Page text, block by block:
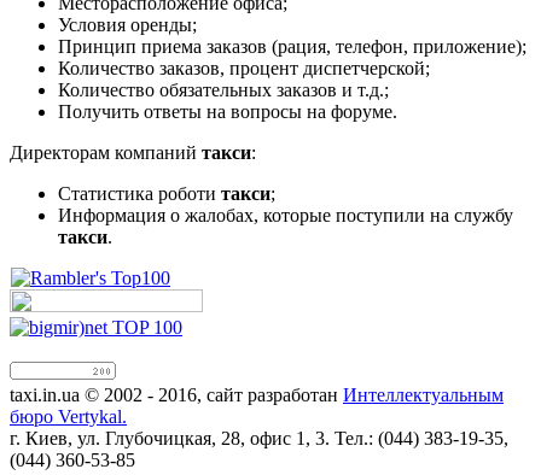
Условия оренды;
Принцип приема заказов (рация, телефон, приложение);
Количество заказов, процент диспетчерской;
Количество обязательных заказов и т.д.;
Получить ответы на вопросы на форуме.
Директорам компаний такси:
Статистика роботи такси;
Информация о жалобах, которые поступили на службу
такси.
taxi.in.ua © 2002 - 2016, сайт разработан Интеллектуальным
бюро Vertykal.
г. Киев, ул. Глубочицкая, 28, офис 1, 3. Тел.: (044) 383-19-35,
(044) 360-53-85